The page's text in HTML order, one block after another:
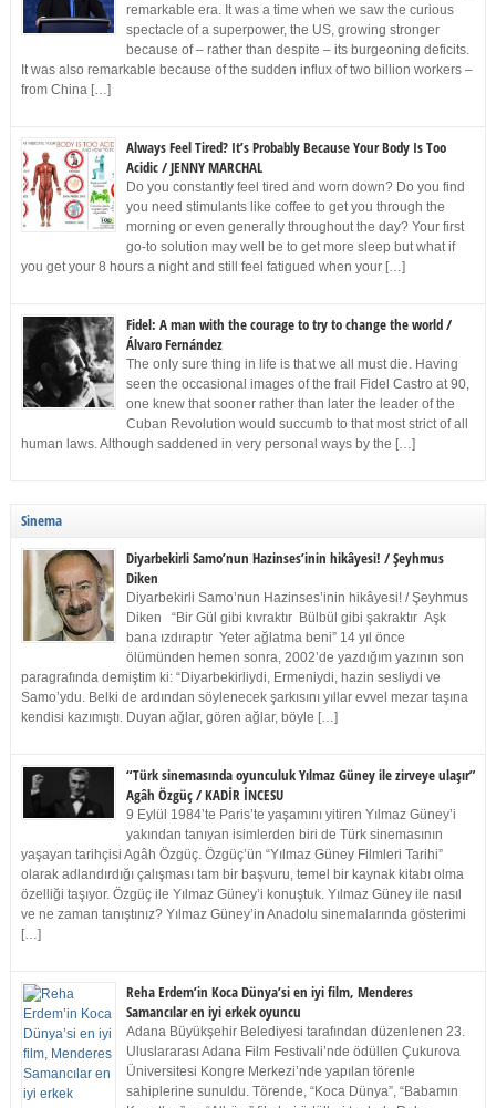
remarkable era. It was a time when we saw the curious
spectacle of a superpower, the US, growing stronger
because of – rather than despite – its burgeoning deficits.
It was also remarkable because of the sudden influx of two billion workers –
from China […]
Always Feel Tired? It’s Probably Because Your Body Is Too
Acidic / JENNY MARCHAL
Do you constantly feel tired and worn down? Do you find
you need stimulants like coffee to get you through the
morning or even generally throughout the day? Your first
go-to solution may well be to get more sleep but what if
you get your 8 hours a night and still feel fatigued when your […]
Fidel: A man with the courage to try to change the world /
Álvaro Fernández
The only sure thing in life is that we all must die. Having
seen the occasional images of the frail Fidel Castro at 90,
one knew that sooner rather than later the leader of the
Cuban Revolution would succumb to that most strict of all
human laws. Although saddened in very personal ways by the […]
Sinema
Diyarbekirli Samo’nun Hazinses’inin hikâyesi! / Şeyhmus
Diken
Diyarbekirli Samo’nun Hazinses’inin hikâyesi! / Şeyhmus
Diken “Bir Gül gibi kıvraktır Bülbül gibi şakraktır Aşk
bana ızdıraptır Yeter ağlatma beni” 14 yıl önce
ölümünden hemen sonra, 2002’de yazdığım yazının son
paragrafında demiştim ki: “Diyarbekirliydi, Ermeniydi, hazin sesliydi ve
Samo’ydu. Belki de ardından söylenecek şarkısını yıllar evvel mezar taşına
kendisi kazımıştı. Duyan ağlar, gören ağlar, böyle […]
“Türk sinemasında oyunculuk Yılmaz Güney ile zirveye ulaşır”
Agâh Özgüç / KADİR İNCESU
9 Eylül 1984’te Paris’te yaşamını yitiren Yılmaz Güney’i
yakından tanıyan isimlerden biri de Türk sinemasının
yaşayan tarihçisi Agâh Özgüç. Özgüç’ün “Yılmaz Güney Filmleri Tarihi”
olarak adlandırdığı çalışması tam bir başvuru, temel bir kaynak kitabı olma
özelliği taşıyor. Özgüç ile Yılmaz Güney’i konuştuk. Yılmaz Güney ile nasıl
ve ne zaman tanıştınız? Yılmaz Güney’in Anadolu sinemalarında gösterimi
[…]
Reha Erdem’in Koca Dünya’si en iyi film, Menderes
Samancılar en iyi erkek oyuncu
Adana Büyükşehir Belediyesi tarafından düzenlenen 23.
Uluslararası Adana Film Festivali’nde ödüllen Çukurova
Üniversitesi Kongre Merkezi’nde yapılan törenle
sahiplerine sunuldu. Törende, “Koca Dünya”, “Babamın